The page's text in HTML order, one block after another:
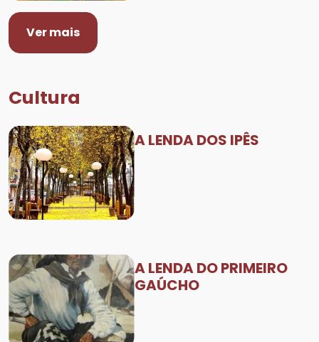
Ver mais
Cultura
A LENDA DOS IPÊS
A LENDA DO PRIMEIRO
GAÚCHO